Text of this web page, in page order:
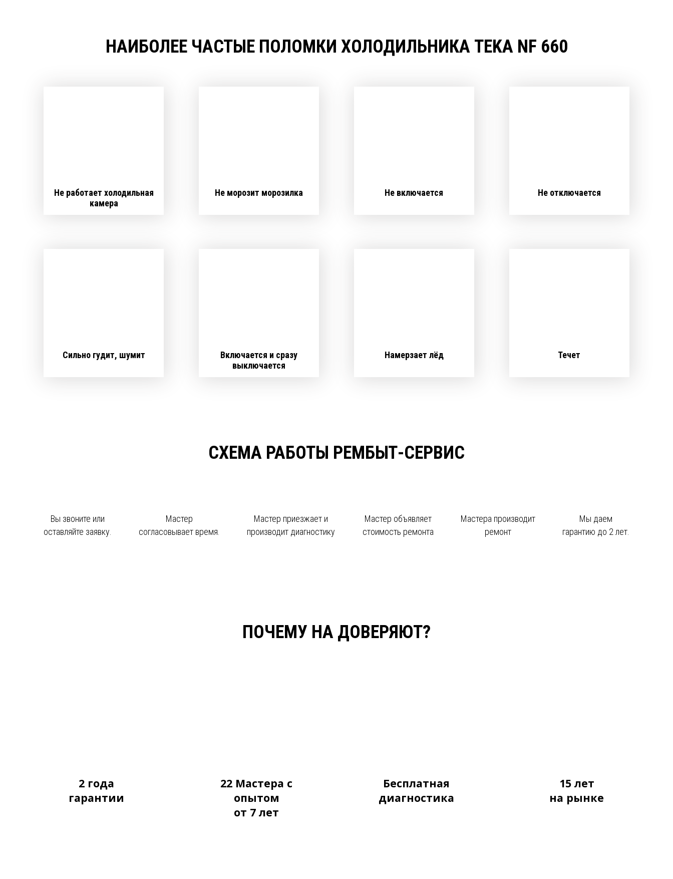
НАИБОЛЕЕ ЧАСТЫЕ ПОЛОМКИ ХОЛОДИЛЬНИКА TEKA NF 660
Не работает холодильная
камера
Не морозит морозилка Не включается Не отключается
Сильно гудит, шумит
Включается и сразу
выключается
Намерзает лёд Течет
СХЕМА РАБОТЫ РЕМБЫТ-СЕРВИС
Вы звоните или
оставляйте заявку.
Мастер
согласовывает время.
Мастер приезжает и
производит диагностику
Мастер объявляет
стоимость ремонта
Мастера производит
ремонт
Мы даем
гарантию до 2 лет.
ПОЧЕМУ НА ДОВЕРЯЮТ?
2 года
гарантии
22 Мастера с
опытом
от 7 лет
Бесплатная
диагностика
15 лет
на рынке